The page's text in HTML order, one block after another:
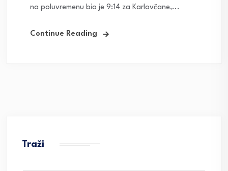
na poluvremenu bio je 9:14 za Karlovčane,...
Continue Reading
Traži